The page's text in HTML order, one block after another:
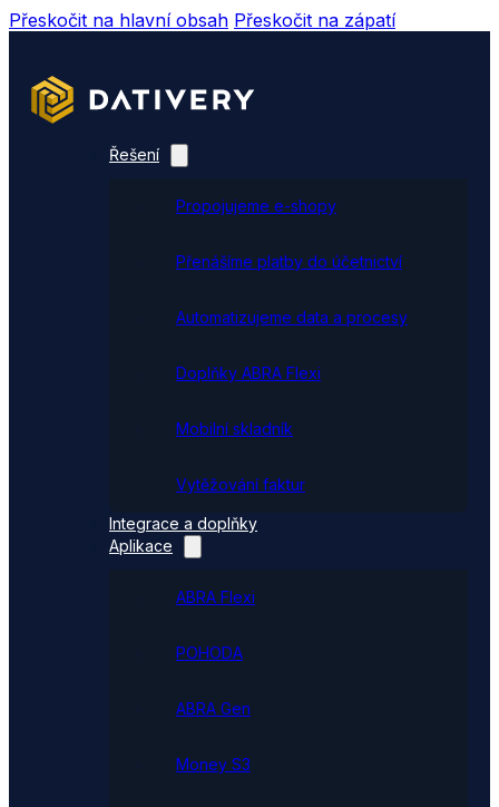
Přeskočit na hlavní obsah Přeskočit na zápatí
Řešení
Propojujeme e-shopy
Přenášíme platby do účetnictví
Automatizujeme data a procesy
Doplňky ABRA Flexi
Mobilní skladník
Vytěžování faktur
Integrace a doplňky
Aplikace
ABRA Flexi
POHODA
ABRA Gen
Money S3